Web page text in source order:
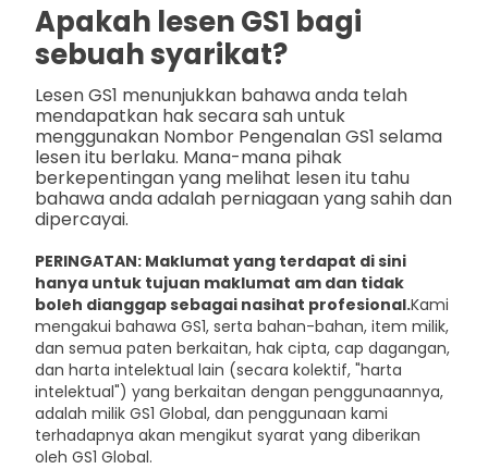
Apakah lesen GS1 bagi
sebuah syarikat?
Lesen GS1 menunjukkan bahawa anda telah
mendapatkan hak secara sah untuk
menggunakan Nombor Pengenalan GS1 selama
lesen itu berlaku. Mana-mana pihak
berkepentingan yang melihat lesen itu tahu
bahawa anda adalah perniagaan yang sahih dan
dipercayai.
PERINGATAN: Maklumat yang terdapat di sini
hanya untuk tujuan maklumat am dan tidak
boleh dianggap sebagai nasihat profesional.Kami
mengakui bahawa GS1, serta bahan-bahan, item milik,
dan semua paten berkaitan, hak cipta, cap dagangan,
dan harta intelektual lain (secara kolektif, "harta
intelektual") yang berkaitan dengan penggunaannya,
adalah milik GS1 Global, dan penggunaan kami
terhadapnya akan mengikut syarat yang diberikan
oleh GS1 Global.